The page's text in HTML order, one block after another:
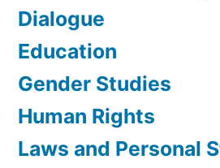
Dialogue
Education
Gender Studies
Human Rights
Laws and Personal